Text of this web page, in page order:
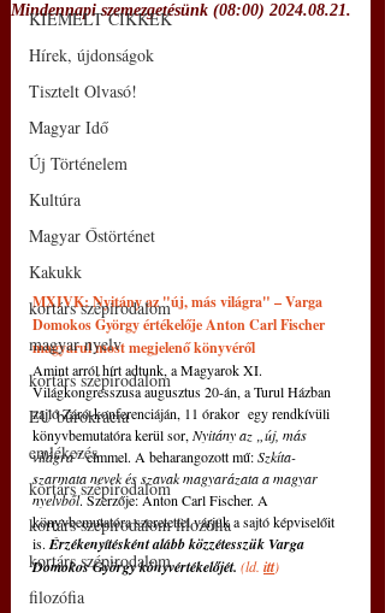
KIEMELT CIKKEK
Hírek, újdonságok
Tisztelt Olvasó!
Magyar Idő
Új Történelem
Kultúra
Magyar Őstörténet
Kakukk
kortárs szépirodalom
magyar nyelv
kortárs szépirodalom
EU bürokrácia
emlékezés
kortárs szépirodalom
kortárs szépirodalom filozófia
kortárs szépirodalom
filozófia
Mindennapi szemezgetésünk (08:00) 2024.08.21.
MXIVK: Nyitány az "új, más világra" – Varga
Domokos György értékelője Anton Carl Fischer
magyarul most megjelenő könyvéről
Amint arról hírt adtunk, a Magyarok XI.
Világkongresszusa augusztus 20-án, a Turul Házban
zajló Záró-konferenciáján, 11 órakor  egy rendkívüli
könyvbemutatóra kerül sor, Nyitány az „új, más
világra” címmel. A beharangozott mű: Szkíta-
szarmata nevek és szavak magyarázata a magyar
nyelvből. Szerzője: Anton Carl Fischer. A
könyvbemutatóra szeretettel várjuk a sajtó képviselőit
is. Érzékenyítésként alább közzétesszük Varga
Domokos György könyvértékelőjét. (ld. itt)